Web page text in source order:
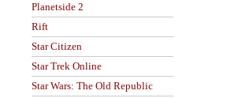
Planetside 2
Rift
Star Citizen
Star Trek Online
Star Wars: The Old Republic